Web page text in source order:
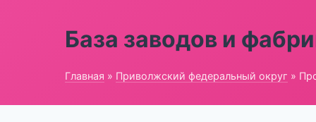
База заводов и
Главная » Приволжский федеральный округ »